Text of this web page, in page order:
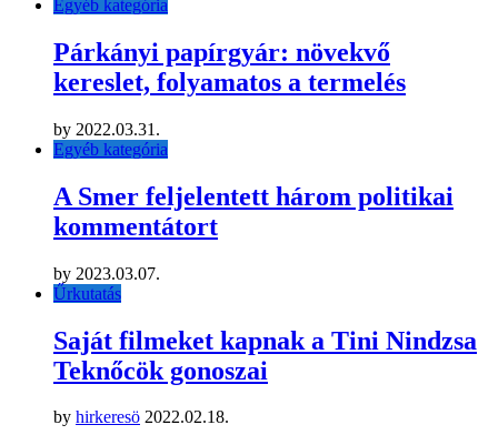
Egyéb kategória
Párkányi papírgyár: növekvő
kereslet, folyamatos a termelés
by 2022.03.31.
Egyéb kategória
A Smer feljelentett három politikai
kommentátort
by 2023.03.07.
Űrkutatás
Saját filmeket kapnak a Tini Nindzsa
Teknőcök gonoszai
by hirkeresö 2022.02.18.